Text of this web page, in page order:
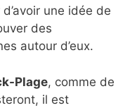
une idée de
des
autour d’eux.
Plage, comme de
il est